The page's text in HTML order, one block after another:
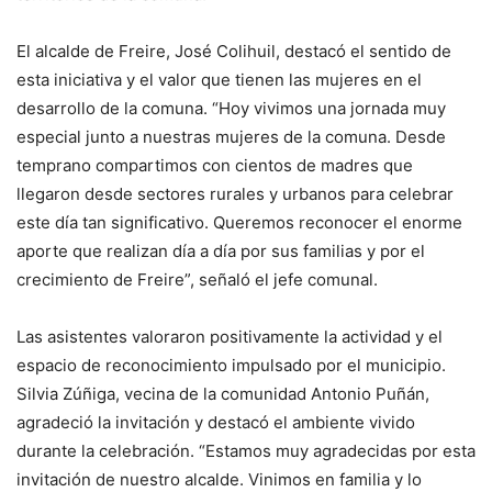
El alcalde de Freire, José Colihuil, destacó el sentido de
esta iniciativa y el valor que tienen las mujeres en el
desarrollo de la comuna. “Hoy vivimos una jornada muy
especial junto a nuestras mujeres de la comuna. Desde
temprano compartimos con cientos de madres que
llegaron desde sectores rurales y urbanos para celebrar
este día tan significativo. Queremos reconocer el enorme
aporte que realizan día a día por sus familias y por el
crecimiento de Freire”, señaló el jefe comunal.
Las asistentes valoraron positivamente la actividad y el
espacio de reconocimiento impulsado por el municipio.
Silvia Zúñiga, vecina de la comunidad Antonio Puñán,
agradeció la invitación y destacó el ambiente vivido
durante la celebración. “Estamos muy agradecidas por esta
invitación de nuestro alcalde. Vinimos en familia y lo